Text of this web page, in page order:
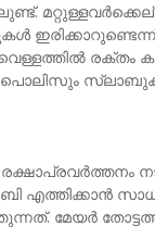
രക്തം
എത്തിക്കാൻ
മേയർ